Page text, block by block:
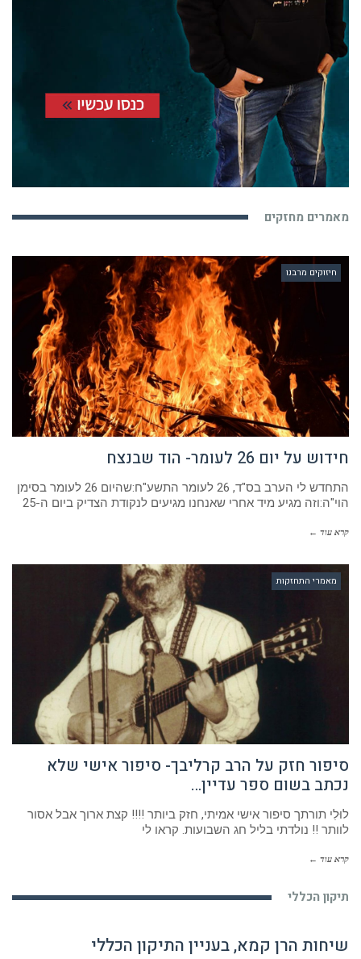
מאמרים מחזקים
חיזוקים מרבנו
חידוש על יום 26 לעומר- הוד שבנצח
התחדש לי הערב בס"ד, 26 לעומר התשע"ח:שהיום 26 לעומר בסימן
הוי"ה:וזה מגיע מיד אחרי שאנחנו מגיעים לנקודת הצדיק ביום ה-25
קרא עוד ←
מאמרי התחזקות
סיפור חזק על הרב קרליבך- סיפור אישי שלא
נכתב בשום ספר עדיין…
לוּלִי תורתך סיפור אישי אמיתי, חזק ביותר !!!! קצת ארוך אבל אסור
לוותר !! נולדתי בליל חג השבועות. קראו לי
קרא עוד ←
תיקון הכללי
שיחות הרן קמא, בעניין התיקון הכללי